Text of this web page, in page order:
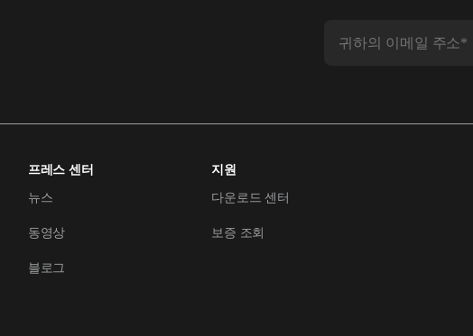
프레스 센터
뉴스
동영상
블로그
지원
다운로드 센터
보증 조회